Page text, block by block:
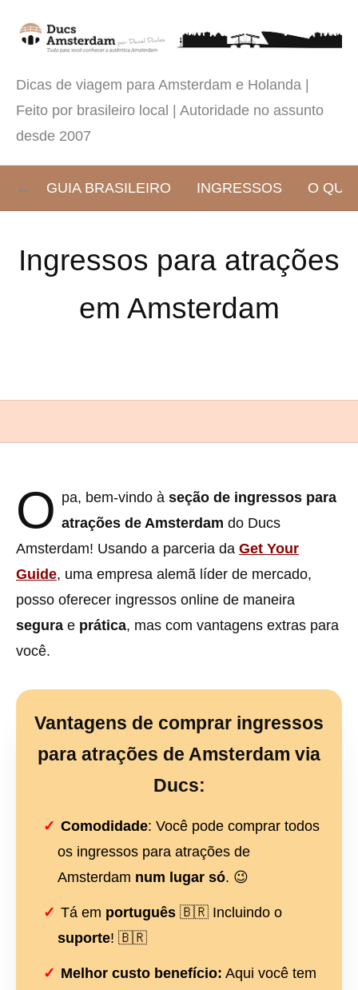
Dicas de viagem para Amsterdam e Holanda |
Feito por brasileiro local | Autoridade no assunto
desde 2007
GUIA BRASILEIRO INGRESSOS O QUE
Ingressos para atrações
em Amsterdam
O pa, bem-vindo à seção de ingressos para
atrações de Amsterdam do Ducs
Amsterdam! Usando a parceria da Get Your
Guide, uma empresa alemã líder de mercado,
posso oferecer ingressos online de maneira
segura e prática, mas com vantagens extras para
você.
Vantagens de comprar ingressos
para atrações de Amsterdam via
Ducs:
Comodidade: Você pode comprar todos
os ingressos para atrações de
Amsterdam num lugar só. 😉
Tá em português🇧🇷 Incluindo o
suporte! 🇧🇷
Melhor custo benefício: Aqui você tem